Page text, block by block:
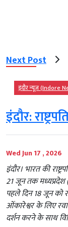
Next Post
इंदौर न्यूज़ (Indore
इंदौर:
Wed Jun 17 , 2026
इंदौर। भारत की
21 जून तक
पहले दिन 18 जून को
ओंकारेश्वर के लिए
दर्शन करने के साथ